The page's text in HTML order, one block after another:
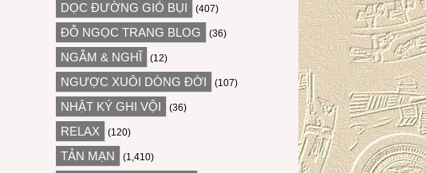
DỌC ĐƯỜNG GIÓ BỤI (407)
ĐỖ NGỌC TRANG BLOG (36)
NGẪM & NGHĨ (12)
NGƯỢC XUÔI DÒNG ĐỜI (107)
NHẬT KÝ GHI VỘI (36)
RELAX (120)
TẢN MẠN (1,410)